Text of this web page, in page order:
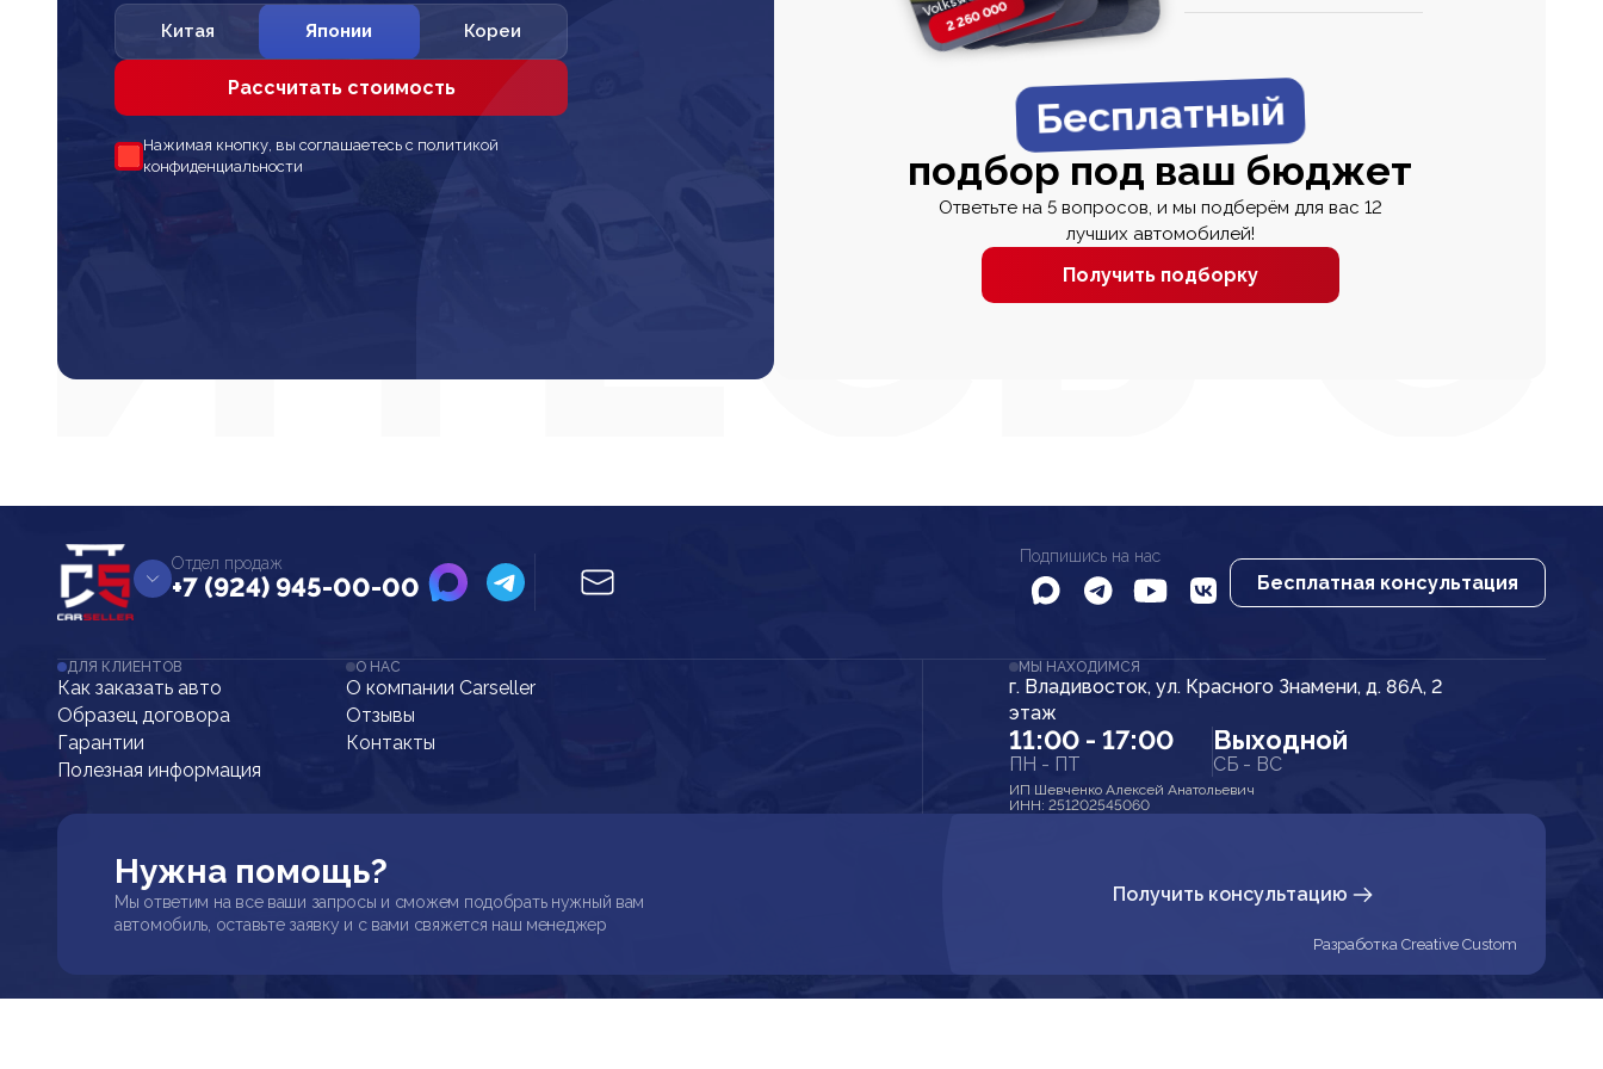
Китая Японии Кореи
Рассчитать стоимость
Нажимая кнопку, вы соглашаетесь с политикой
конфиденциальности
2 260 0002 820 000
2 820 0002 670 000
Бесплатный
подбор под ваш бюджет
Ответьте на 5 вопросов, и мы подберём для вас 12
лучших автомобилей!
Получить подборку
Отдел продаж
+7 (924) 945-00-00
Подпишись на нас
Бесплатная консультация
ДЛЯ КЛИЕНТОВ
Как заказать авто
Образец договора
Гарантии
Полезная информация
О НАС
О компании Carseller
Отзывы
Контакты
МЫ НАХОДИМСЯ
г. Владивосток, ул. Красного Знамени, д. 86А, 2
этаж
11:00 - 17:00
ПН - ПТ
Выходной
СБ - ВС
ИП Шевченко Алексей Анатольевич
ИНН: 251202545060
Нужна помощь?
Мы ответим на все ваши запросы и сможем подобрать нужный вам
автомобиль, оставьте заявку и с вами свяжется наш менеджер
Получить консультацию
Разработка Creative Custom